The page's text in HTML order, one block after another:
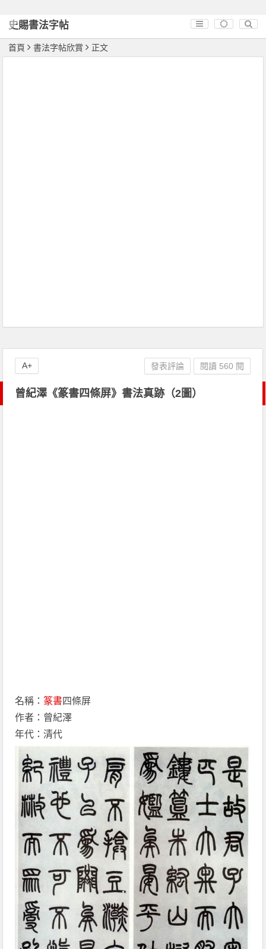
史賜書法字帖
首頁 書法字帖欣賞 正文
曾紀澤《篆書四條屏》書法真跡（2圖）
名稱： 篆書四條屏
作者：曾紀澤
年代：清代
發表評論 閱讀 560 閱
A+